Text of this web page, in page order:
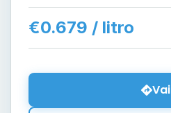
€0.679 / litro
Vai